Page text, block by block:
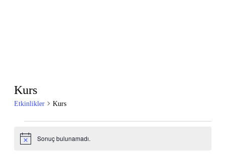
Kurs
Etkinlikler Kurs
Notice Sonuç bulunamadı.